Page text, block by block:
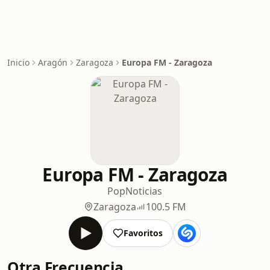
Inicio Aragón Zaragoza Europa FM - Zaragoza
Europa FM - Zaragoza
PopNoticias
Zaragoza
100.5 FM
Favoritos